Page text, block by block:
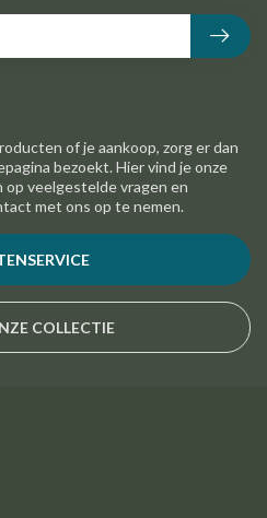
of je aankoop, zorg er dan
bezoekt. Hier vind je onze
veelgestelde vragen en
met ons op te nemen.
COLLECTIE